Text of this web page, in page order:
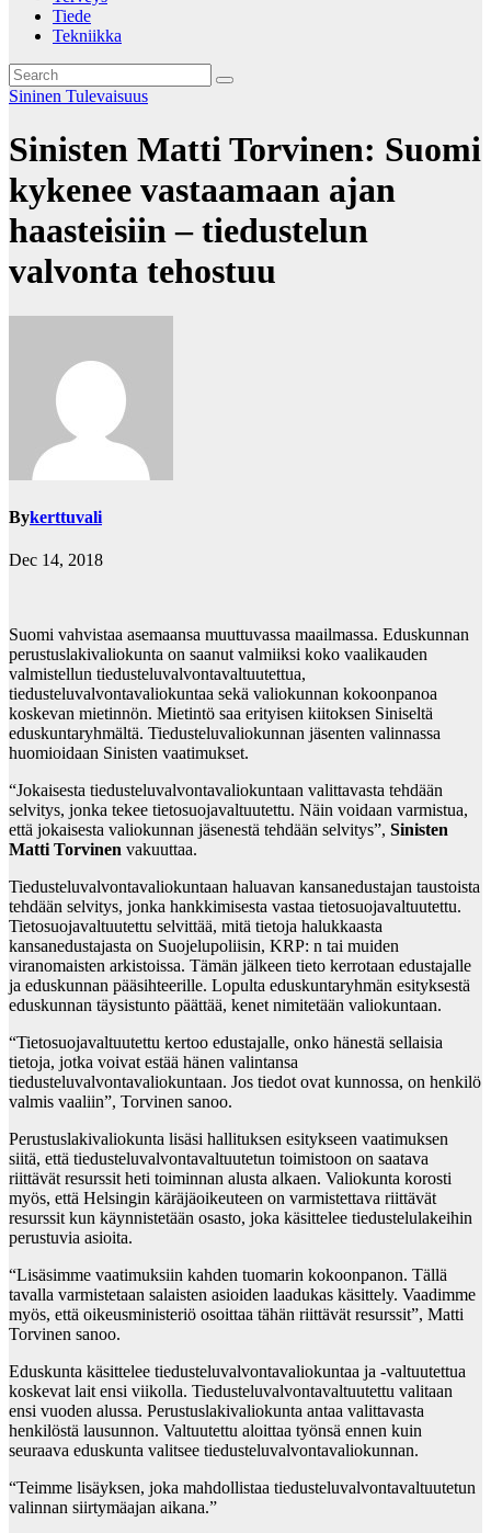
Tiede
Tekniikka
Sininen Tulevaisuus
Sinisten Matti Torvinen: Suomi
kykenee vastaamaan ajan
haasteisiin – tiedustelun
valvonta tehostuu
Bykerttuvali
Dec 14, 2018
Suomi vahvistaa asemaansa muuttuvassa maailmassa. Eduskunnan
perustuslakivaliokunta on saanut valmiiksi koko vaalikauden
valmistellun tiedusteluvalvontavaltuutettua,
tiedusteluvalvontavaliokuntaa sekä valiokunnan kokoonpanoa
koskevan mietinnön. Mietintö saa erityisen kiitoksen Siniseltä
eduskuntaryhmältä. Tiedusteluvaliokunnan jäsenten valinnassa
huomioidaan Sinisten vaatimukset.
“Jokaisesta tiedusteluvalvontavaliokuntaan valittavasta tehdään
selvitys, jonka tekee tietosuojavaltuutettu. Näin voidaan varmistua,
että jokaisesta valiokunnan jäsenestä tehdään selvitys”, Sinisten
Matti Torvinen vakuuttaa.
Tiedusteluvalvontavaliokuntaan haluavan kansanedustajan taustoista
tehdään selvitys, jonka hankkimisesta vastaa tietosuojavaltuutettu.
Tietosuojavaltuutettu selvittää, mitä tietoja halukkaasta
kansanedustajasta on Suojelupoliisin, KRP: n tai muiden
viranomaisten arkistoissa. Tämän jälkeen tieto kerrotaan edustajalle
ja eduskunnan pääsihteerille. Lopulta eduskuntaryhmän esityksestä
eduskunnan täysistunto päättää, kenet nimitetään valiokuntaan.
“Tietosuojavaltuutettu kertoo edustajalle, onko hänestä sellaisia
tietoja, jotka voivat estää hänen valintansa
tiedusteluvalvontavaliokuntaan. Jos tiedot ovat kunnossa, on henkilö
valmis vaaliin”, Torvinen sanoo.
Perustuslakivaliokunta lisäsi hallituksen esitykseen vaatimuksen
siitä, että tiedusteluvalvontavaltuutetun toimistoon on saatava
riittävät resurssit heti toiminnan alusta alkaen. Valiokunta korosti
myös, että Helsingin käräjäoikeuteen on varmistettava riittävät
resurssit kun käynnistetään osasto, joka käsittelee tiedustelulakeihin
perustuvia asioita.
“Lisäsimme vaatimuksiin kahden tuomarin kokoonpanon. Tällä
tavalla varmistetaan salaisten asioiden laadukas käsittely. Vaadimme
myös, että oikeusministeriö osoittaa tähän riittävät resurssit”, Matti
Torvinen sanoo.
Eduskunta käsittelee tiedusteluvalvontavaliokuntaa ja -valtuutettua
koskevat lait ensi viikolla. Tiedusteluvalvontavaltuutettu valitaan
ensi vuoden alussa. Perustuslakivaliokunta antaa valittavasta
henkilöstä lausunnon. Valtuutettu aloittaa työnsä ennen kuin
seuraava eduskunta valitsee tiedusteluvalvontavaliokunnan.
“Teimme lisäyksen, joka mahdollistaa tiedusteluvalvontavaltuutetun
valinnan siirtymäajan aikana.”